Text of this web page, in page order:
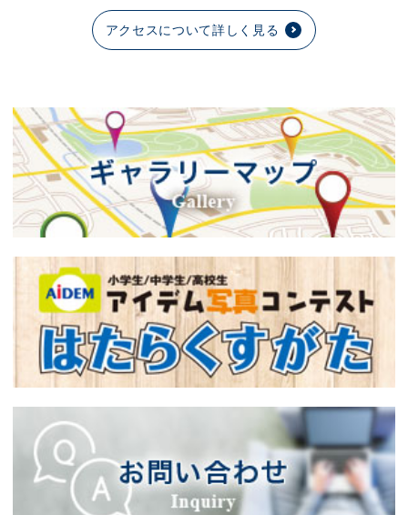
アクセスについて詳しく見る